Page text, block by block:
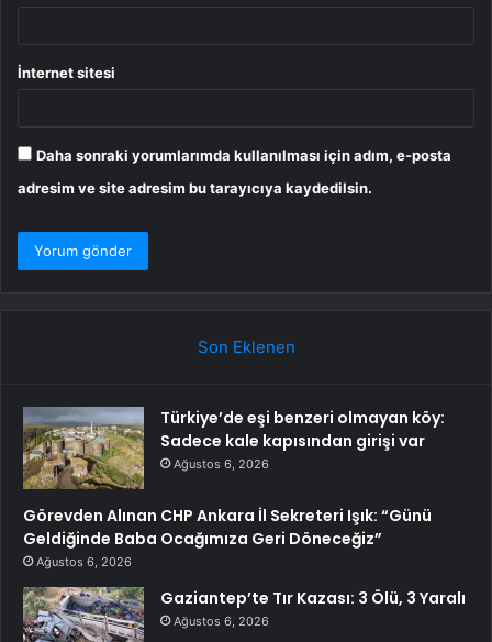
İnternet sitesi
Daha sonraki yorumlarımda kullanılması için adım, e-posta
adresim ve site adresim bu tarayıcıya kaydedilsin.
Son Eklenen
Türkiye’de eşi benzeri olmayan köy:
Sadece kale kapısından girişi var
Ağustos 6, 2026
Görevden Alınan CHP Ankara İl Sekreteri Işık: “Günü
Geldiğinde Baba Ocağımıza Geri Döneceğiz”
Ağustos 6, 2026
Gaziantep’te Tır Kazası: 3 Ölü, 3 Yaralı
Ağustos 6, 2026